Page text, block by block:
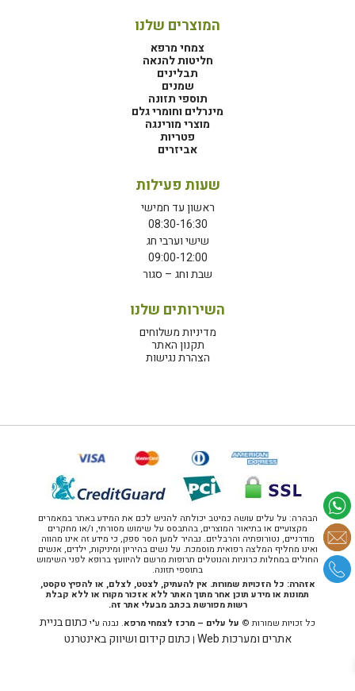
המוצרים שלנו
צמחי מרפא
חליטות להנאה
תבלינים
שמנים
תוספי תזונה
מינרלים וחומרי גלם
מוצרי מורינגה
פטריות
אביזרים
שעות פעילות
ראשון עד חמישי
08:30-16:30
שישי וערבי חג
09:00-12:00
שבת וחג – סגור
השירותים שלנו
מדיניות משלוחים
תקנון האתר
הצהרת נגישות
הבהרה: על עלים עושה כמיטב יכולתה להגיש לכם את המידע באתר במאמרים
מקצועיים או בתיאור המוצרים, בהתבסס על שימוש מסורתי, ו/או מחקרים
מודרניים, נטורופתיה והרבליזם. נבהיר למען הסר ספק, כי מידע זה אינו מהווה
ואינו מחליף המלצה רפואית מוסמכת. על נשים בהיריון ומיניקות, ילדים, אנשים
החולים במחלות כרוניות והנוטלים תרופות מרשם להיוועץ ברופא לפני השימוש
בתוספי תזונה.
אזהרה: כל הזכויות שמורות. אין להעתיק, לצטט, לצלם, או להפיץ טקסט,
תמונות או מידע תוכן אחר מתוך האתר ללא אזכור מקורו או ללא קבלת
רשות מפורשת בכתב מבעלי אתר זה.
כל זכויות שמורות © על עלים – מרכז לצמחי מרפא. נבנה ע"יכתום בניית
אתרים ומערכות Web
| כתום קידום ושיווק באינטרנט